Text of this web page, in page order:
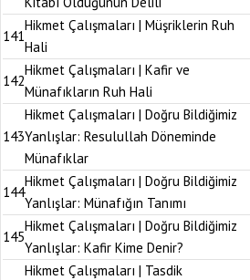
141
Hikmet Çalışmaları | Müşriklerin Ruh
Hali
142
Hikmet Çalışmaları | Kafir ve
Münafıkların Ruh Hali
143
Hikmet Çalışmaları | Doğru Bildiğimiz
Yanlışlar: Resulullah Döneminde
Münafıklar
144
Hikmet Çalışmaları | Doğru Bildiğimiz
Yanlışlar: Münafığın Tanımı
145
Hikmet Çalışmaları | Doğru Bildiğimiz
Yanlışlar: Kafir Kime Denir?
Hikmet Çalışmaları | Tasdik